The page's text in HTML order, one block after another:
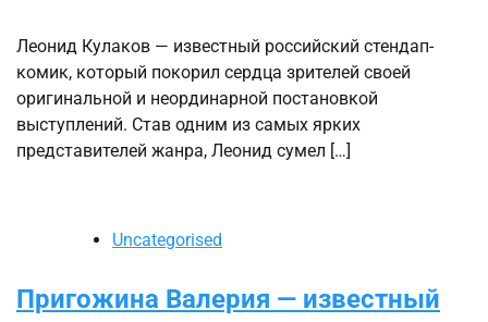
Леонид Кулаков — известный российский стендап-
комик, который покорил сердца зрителей своей
оригинальной и неординарной постановкой
выступлений. Став одним из самых ярких
представителей жанра, Леонид сумел […]
Uncategorised
Пригожина Валерия — известный